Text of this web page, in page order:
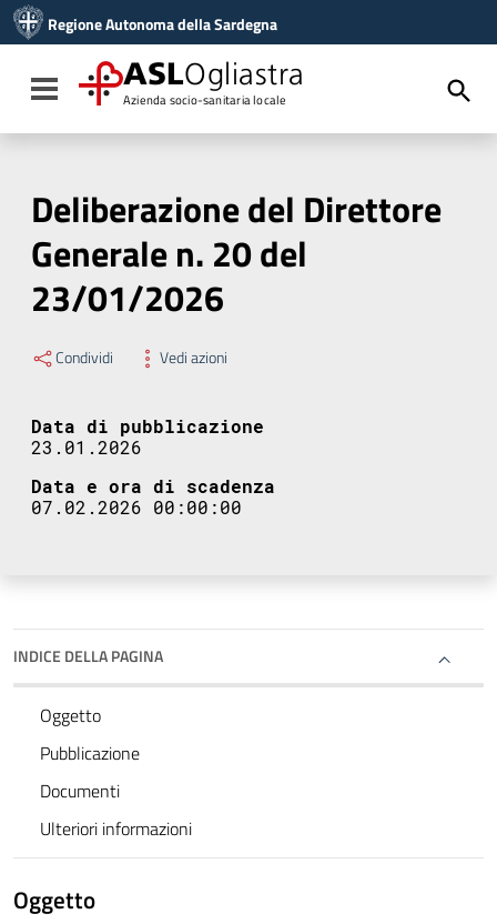
Vai al menu di navigazione
Vai al footer
Regione Autonoma della Sardegna
Toggle navigation
ASLOgliastra
Azienda socio-sanitaria locale
Deliberazione del Direttore
Generale n. 20 del
23/01/2026
Condividi Vedi azioni
Data di pubblicazione
23.01.2026
Data e ora di scadenza
07.02.2026 00:00:00
INDICE DELLA PAGINA
Oggetto
Pubblicazione
Documenti
Ulteriori informazioni
Oggetto